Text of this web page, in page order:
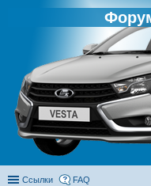
Ссылки FAQ